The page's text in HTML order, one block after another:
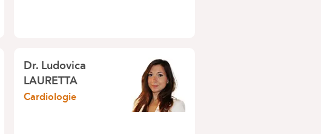
Dr.Ludovica
LAURETTA
Cardiologie